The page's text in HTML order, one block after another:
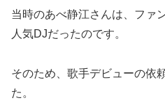
当時のあべ静江さんは、ファ
人気DJだったのです。
そのため、歌手デビューの依
た。